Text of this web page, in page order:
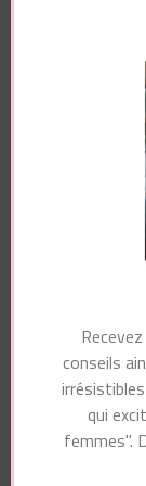
conseils
qui
femmes",
Essayez.
conseils
qui
femmes".